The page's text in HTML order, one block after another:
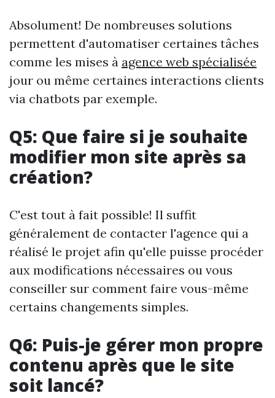
Absolument! De nombreuses solutions
permettent d'automatiser certaines tâches
comme les mises à agence web spécialisée
jour ou même certaines interactions clients
via chatbots par exemple.
Q5: Que faire si je souhaite
modifier mon site après sa
création?
C'est tout à fait possible! Il suffit
généralement de contacter l'agence qui a
réalisé le projet afin qu'elle puisse procéder
aux modifications nécessaires ou vous
conseiller sur comment faire vous-même
certains changements simples.
Q6: Puis-je gérer mon propre
contenu après que le site
soit lancé?